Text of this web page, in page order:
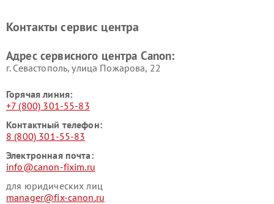
Контакты сервис центра
Адрес сервисного центра Canon:
г. Севастополь, улица Пожарова, 22
Горячая линия:
+7 (800) 301-55-83
Контактный телефон:
8 (800) 301-55-83
Электронная почта:
info@canon-fixim.ru
для юридических лиц
manager@fix-canon.ru